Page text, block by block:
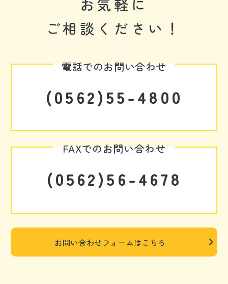
ご相談ください！
電話でのお問い合わせ
(0562)55-4800
FAXでのお問い合わせ
(0562)56-4678
お問い合わせフォームはこちら